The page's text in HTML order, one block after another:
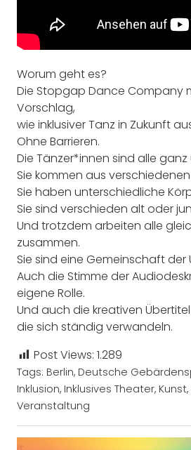
Worum geht es?
Die Stopgap Dance Company
Vorschlag,
wie inklusiver Tanz in Zukunft
Ohne Barrieren.
Die Tänzer*innen sind alle
Sie kommen aus
Sie haben unterschiedliche
Sie sind verschieden alt oder
Und trotzdem arbeiten alle
zusammen.
Sie sind eine Gemeinschaft der
Auch die Stimme der
eigene Rolle.
Und auch die kreativen
die sich ständig verwandeln.
Post Views: 1.289
Tags: Berlin, Deutsche
Inklusion, Inklusives Theater, Kunst,
Veranstaltung